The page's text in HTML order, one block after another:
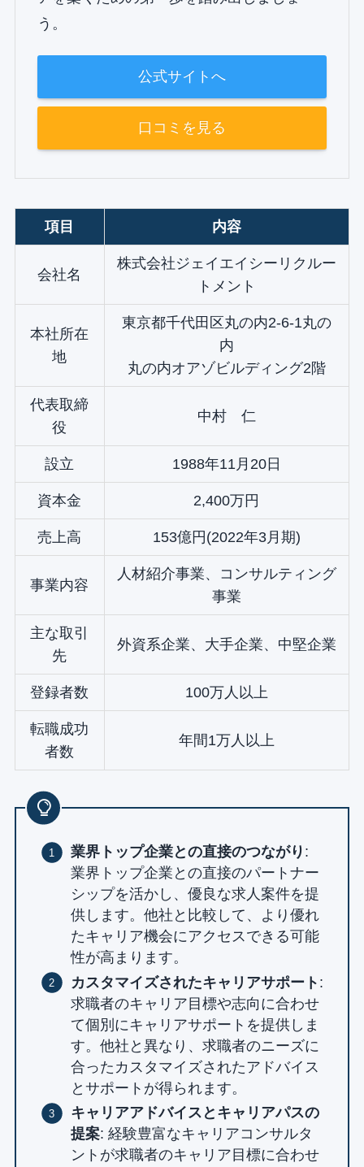
う。
公式サイトへ
口コミを見る
項目 内容
会社名
株式会社ジェイエイシーリクルー
トメント
本社所在
地
東京都千代田区丸の内2‐6‐1丸の
内
丸の内オアゾビルディング2階
代表取締
役
中村 仁
設立 1988年11月20日
資本金 2,400万円
売上高 153億円(2022年3月期)
事業内容
人材紹介事業、コンサルティング
事業
主な取引
先
外資系企業、大手企業、中堅企業
登録者数 100万人以上
転職成功
者数
年間1万人以上
業界トップ企業との直接のつながり :
業界トップ企業との直接のパートナー
シップを活かし、優良な求人案件を提
供します。他社と比較して、より優れ
たキャリア機会にアクセスできる可能
性が高まります。
カスタマイズされたキャリアサポート :
求職者のキャリア目標や志向に合わせ
て個別にキャリアサポートを提供しま
す。他社と異なり、求職者のニーズに
合ったカスタマイズされたアドバイス
とサポートが得られます。
キャリアアドバイスとキャリアパスの
提案: 経験豊富なキャリアコンサルタ
ントが求職者のキャリア目標に合わせ